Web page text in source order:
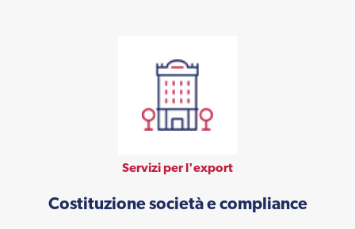
Servizi per l'export
Costituzione società e compliance